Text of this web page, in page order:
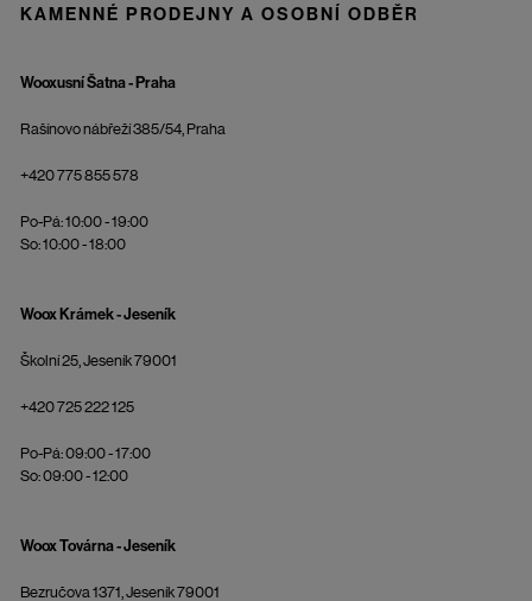
KAMENNÉ PRODEJNY A OSOBNÍ ODBĚR
Wooxusní Šatna - Praha
Rašínovo nábřeží 385/54, Praha
+420 775 855 578
Po-Pá: 10:00 - 19:00
So: 10:00 - 18:00
Woox Krámek - Jeseník
Školní 25, Jeseník 79001
+420 725 222 125
Po-Pá: 09:00 - 17:00
So: 09:00 - 12:00
Woox Továrna - Jeseník
Bezručova 1371, Jeseník 79001